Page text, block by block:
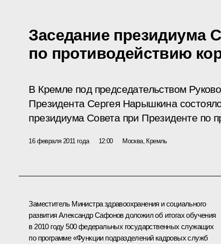
Заседание президиума
по противодействию
В Кремле под председательством
Президента Сергея Нарышкина
президиума Совета при Президенте по
16 февраля 2011 года 12:00 Москва, Кремль
Заместитель Министра здравоохранения и социального
развития Александр Сафонов доложил об итогах обучения
в 2010 году 500 федеральных государственных служащих
по программе «Функции подразделений кадровых служб